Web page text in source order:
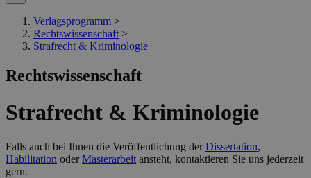
Verlagsprogramm >
Rechtswissenschaft >
Strafrecht & Kriminologie
Rechtswissenschaft
Strafrecht & Kriminologie
Falls auch bei Ihnen die Veröffentlichung derDissertation,
Habilitation oderMasterarbeit ansteht, kontaktieren Sie uns jederzeit
gern.